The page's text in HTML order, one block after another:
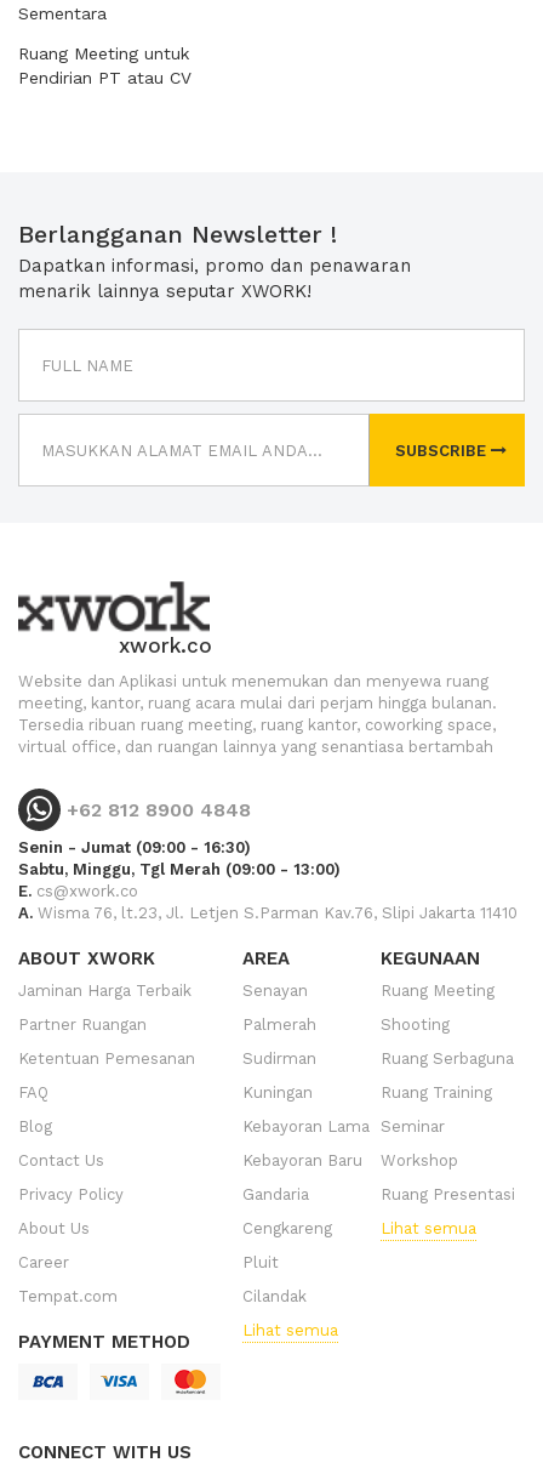
Sementara
Ruang Meeting untuk
Pendirian PT atau CV
Berlangganan Newsletter !
Dapatkan informasi, promo dan penawaran
menarik lainnya seputar XWORK!
SUBSCRIBE
xwork.co
Website dan Aplikasi untuk menemukan dan menyewa ruang
meeting, kantor, ruang acara mulai dari perjam hingga bulanan.
Tersedia ribuan ruang meeting, ruang kantor, coworking space,
virtual office, dan ruangan lainnya yang senantiasa bertambah
+62 812 8900 4848
Senin - Jumat (09:00 - 16:30)
Sabtu, Minggu, Tgl Merah (09:00 - 13:00)
E. cs@xwork.co
A. Wisma 76, lt.23, Jl. Letjen S.Parman Kav.76, Slipi Jakarta 11410
ABOUT XWORK
Jaminan Harga Terbaik
Partner Ruangan
Ketentuan Pemesanan
FAQ
Blog
Contact Us
Privacy Policy
About Us
Career
Tempat.com
PAYMENT METHOD
CONNECT WITH US
AREA
Senayan
Palmerah
Sudirman
Kuningan
Kebayoran Lama
Kebayoran Baru
Gandaria
Cengkareng
Pluit
Cilandak
Lihat semua
KEGUNAAN
Ruang Meeting
Shooting
Ruang Serbaguna
Ruang Training
Seminar
Workshop
Ruang Presentasi
Lihat semua